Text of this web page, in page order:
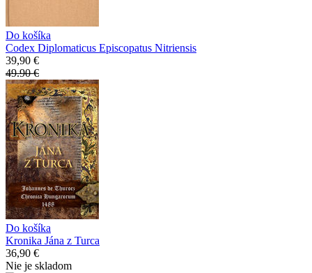
Do košíka
Codex Diplomaticus Episcopatus Nitriensis
39,90 €
49.90 €
Do košíka
Kronika Jána z Turca
36,90 €
Nie je skladom